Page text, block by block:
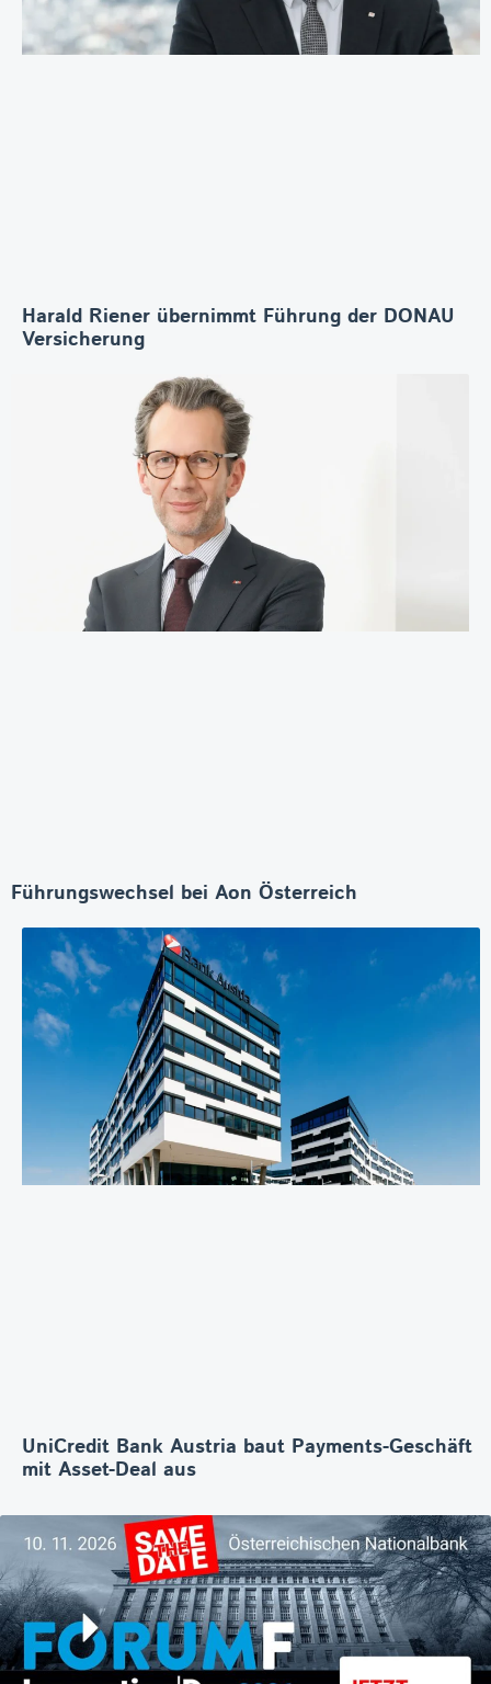
Harald Riener übernimmt Führung der DONAU
Versicherung
Führungswechsel bei Aon Österreich
UniCredit Bank Austria baut Payments-Geschäft
mit Asset-Deal aus